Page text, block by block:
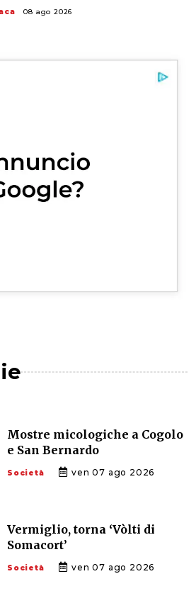
08 ago 2026
Mostre micologiche a Cogolo
e San Bernardo
Società ven 07 ago 2026
Vermiglio, torna ‘Vòlti di
Somacort’
Società ven 07 ago 2026